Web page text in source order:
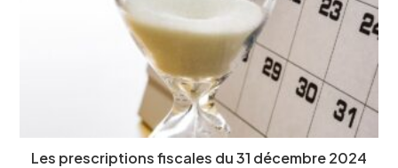
Les prescriptions fiscales du 31 décembre 2024